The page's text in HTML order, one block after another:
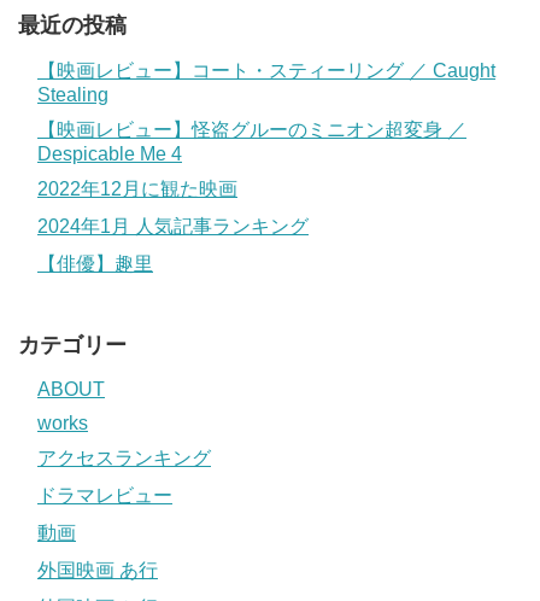
最近の投稿
【映画レビュー】コート・スティーリング ／ Caught
Stealing
【映画レビュー】怪盗グルーのミニオン超変身 ／
Despicable Me 4
2022年12月に観た映画
2024年1月 人気記事ランキング
【俳優】趣里
カテゴリー
ABOUT
works
アクセスランキング
ドラマレビュー
動画
外国映画 あ行